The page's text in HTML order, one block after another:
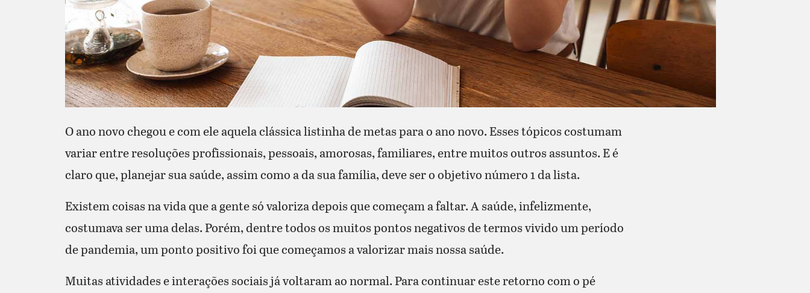
O ano novo chegou e com ele aquela clássica listinha de metas para o ano novo. Esses tópicos costumam
variar entre resoluções profissionais, pessoais, amorosas, familiares, entre muitos outros assuntos. E é
claro que, planejar sua saúde, assim como a da sua família, deve ser o objetivo número 1 da lista.
Existem coisas na vida que a gente só valoriza depois que começam a faltar. A saúde, infelizmente,
costumava ser uma delas. Porém, dentre todos os muitos pontos negativos de termos vivido um período
de pandemia, um ponto positivo foi que começamos a valorizar mais nossa saúde.
Muitas atividades e interações sociais já voltaram ao normal. Para continuar este retorno com o pé